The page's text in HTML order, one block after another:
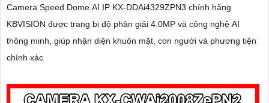
Camera Speed Dome AI IP KX-DDAi4329ZPN3 chính hãng
KBVISION được trang bị độ phân giải 4.0MP và công nghệ AI
thông minh, giúp nhận diện khuôn mặt, con người và phương tiện
chính xác